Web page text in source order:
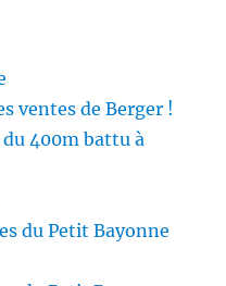
ventes de Berger !
400m battu à
du Petit Bayonne